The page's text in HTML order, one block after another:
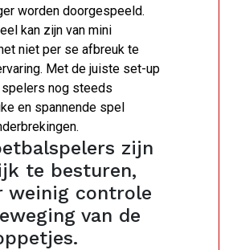
worden doorgespeeld.
kan zijn van mini
niet per se afbreuk te
Met de juiste set-up
spelers nog steeds
en spannende spel
zijn
te besturen,
weinig controle
van de